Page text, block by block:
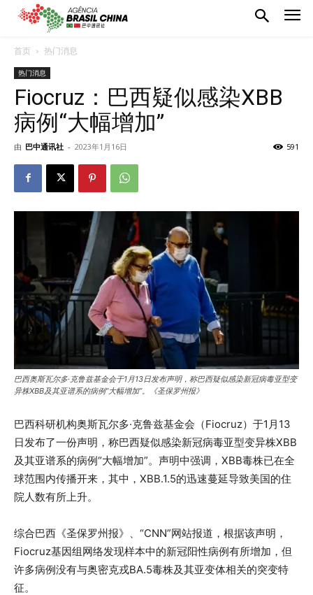
首页 热门消息
热门消息
Fiocruz：巴西疑似感染XBB
病例“大幅增加”
由 巴中通讯社 - 2023年1月16日 591
巴西奥斯瓦尔多·克鲁兹基金会于1月13日发布声明，称巴西疑似感染新冠病毒亚型变
异株XBB及其亚谱系的病例“大幅增加”。《圣保罗州报》
巴西科研机构奥斯瓦尔多·克鲁兹基金会（Fiocruz）于1月13
日发布了一份声明，称巴西疑似感染新冠病毒亚型变异株XBB
及其亚谱系的病例“大幅增加”。声明中强调，XBB毒株已在全
球范围内传播开来，其中，XBB.1.5的迅速蔓延导致美国的住
院人数有所上升。
综合巴西《圣保罗州报》、“CNN”网站报道，根据该声明，
Fiocruz基因组网络发现样本中的新冠阳性病例有所增加，但
许多病例没有与奥密克戎BA.5毒株及其亚变体相关的突变特
征。